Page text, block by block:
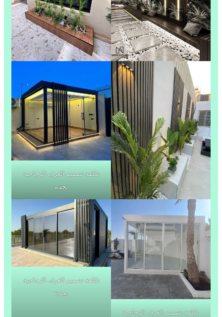
تكلفة تصميم الغرف الزجاجية
بجدة
تكلفة تصميم الغرف الزجاجية
تكلفة تصميم الغرف الزجاجية
بجدة